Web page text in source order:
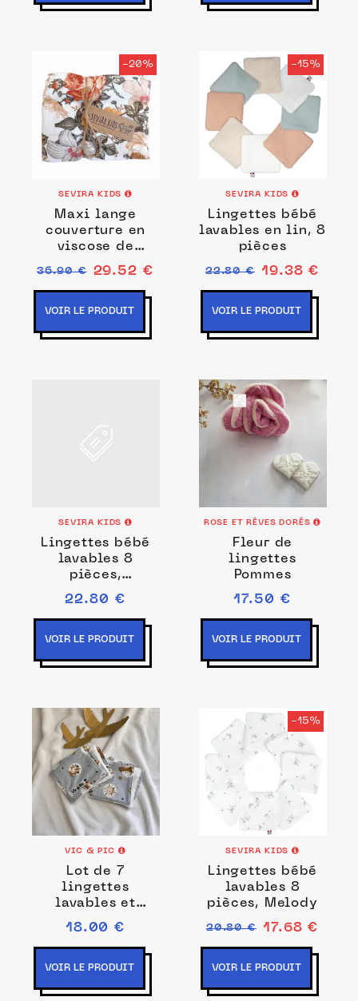
-20%
SEVIRA KIDS
Maxi lange
couverture en
viscose de
bambou, Neo
Vintage
36.90 € 29.52 €
VOIR LE PRODUIT
-15%
SEVIRA KIDS
Lingettes bébé
lavables en lin, 8
pièces
22.80 € 19.38 €
VOIR LE PRODUIT
SEVIRA KIDS
Lingettes bébé
lavables 8
pièces,
Eucalyptus
22.80 €
VOIR LE PRODUIT
ROSE ET RÊVES DORÉS
Fleur de
lingettes
Pommes
17.50 €
VOIR LE PRODUIT
VIC & PIC
Lot de 7
lingettes
lavables et
réutilisables
18.00 €
VOIR LE PRODUIT
-15%
SEVIRA KIDS
Lingettes bébé
lavables 8
pièces, Melody
20.80 € 17.68 €
VOIR LE PRODUIT